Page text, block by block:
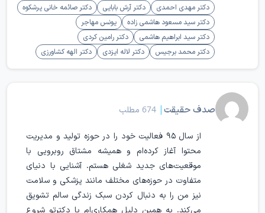
دکتر مهدی احمدی دکتر آرش بابایی
دکتر صائمه خانی پرشکوه
دکتر سید مسعود هاشمی زاده
یونس مهاجر
دکتر سید ابراهیم هاشمی
دکتر رامین کردی
دکتر محمد برجیس
دکتر لاله ایزدی دکتر الهه کشاورزی
صدف حقیقت| 674 مطلب
از سال ۹۵ فعالیت خود را در حوزه تولید و مدیریت
محتوا آغاز کرده‌ام و همیشه مشتاق روبرویی با
موقعیت‌های جدید شغلی‌ هستم. آشنایی با دنیای
متفاوت در حوزه‌های مختلف مانند پزشکی و سلامت
نیز من را به دنبال کردن سبک زندگی سالم تشویق
می‌کند. به همین دلیل همکاری‌ام با دکترتو شروع